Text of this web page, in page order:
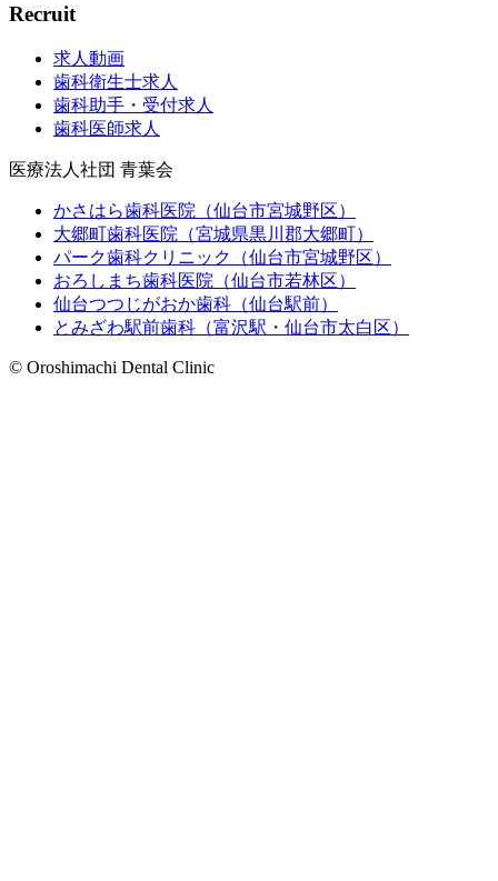
Recruit
求人動画
歯科衛生士求人
歯科助手・受付求人
歯科医師求人
医療法人社団 青葉会
かさはら歯科医院（仙台市宮城野区）
大郷町歯科医院（宮城県黒川郡大郷町）
パーク歯科クリニック（仙台市宮城野区）
おろしまち歯科医院（仙台市若林区）
仙台つつじがおか歯科（仙台駅前）
とみざわ駅前歯科（富沢駅・仙台市太白区）
© Oroshimachi Dental Clinic